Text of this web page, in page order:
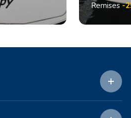
Remises-